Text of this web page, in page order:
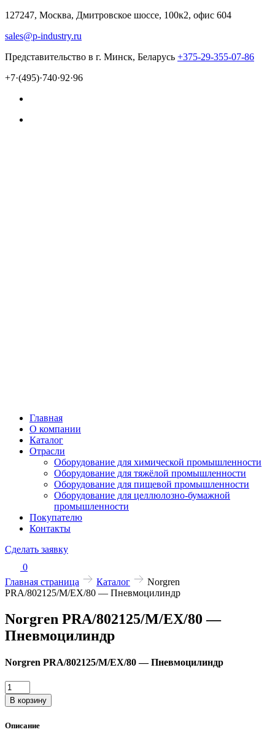
127247, Москва, Дмитровское шоссе, 100к2, офис 604
sales@p-industry.ru
Представительство в г. Минск, Беларусь +375-29-355-07-86
+7·(495)·740·92·96
Главная
О компании
Каталог
Отрасли
Оборудование для химической промышленности
Оборудование для тяжёлой промышленности
Оборудование для пищевой промышленности
Оборудование для целлюлозно-бумажной
промышленности
Покупателю
Контакты
Сделать заявку
0
Главная страница
Каталог
Norgren
PRA/802125/M/EX/80 — Пневмоцилиндр
Norgren PRA/802125/M/EX/80 —
Пневмоцилиндр
Norgren PRA/802125/M/EX/80 — Пневмоцилиндр
Количество
товара
Norgren
—
В корзину
Описание